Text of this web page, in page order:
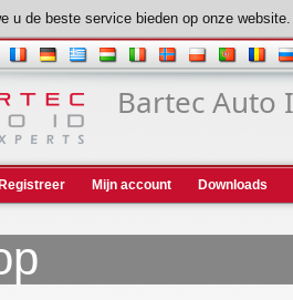
u de beste service bieden op onze
Bartec Auto
Registreer Mijn account Downloads